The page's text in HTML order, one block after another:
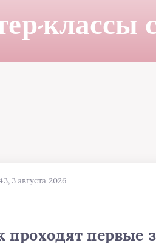
классы
3 августа 2026
проходят первые